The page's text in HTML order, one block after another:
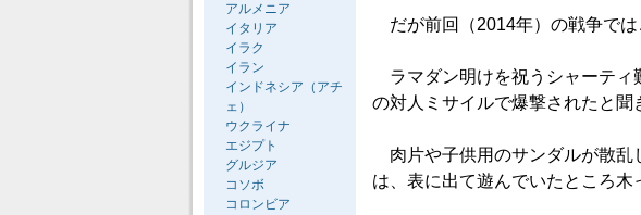
だが前回（2014年）の戦争で
ラマダン明けを祝うシャーティ
の対人ミサイルで爆撃されたと聞
肉片や子供用のサンダルが散乱
は、表に出て遊んでいたところ木
アルメニア
イタリア
イラク
イラン
インドネシア（アチ
ェ）
ウクライナ
エジプト
グルジア
コソボ
コロンビア